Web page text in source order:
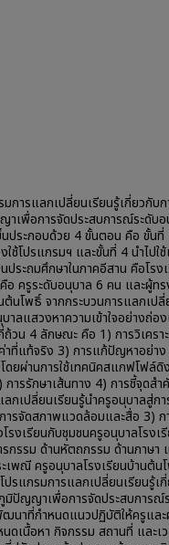
ารแลกเปลี่ยนเรียนรู้เกี่ยวกับก
พื่อการจัดประสบการณ์ระดับอ
ระกอบด้วย 4 ขั้นตอน คือ ขั้นที่
ช้โปรแกรมฯ และขั้นที่ 4 นำไปใ
ระถมศึกษาในภาคอีสาน คือโรง
อ ครูระดับอนุบาล 6 คน และผู้
นโพธิ์ จากกระบวนการแลกเปลี่
ลแสวงหาความเข้าใจอย่างถ่อ
น 4 ลักษณะ คือ 1) การวิเครา
ที่แท้จริง 3) การแก้ปัญหาอย่าง
ยผ่านการใช้เทคนิคสแกฟโฟล์
ารรักษาเส้นทาง 4) การชี้จุดส
เปลี่ยนเรียนรู้นำครูอนุบาลสู่ก
รจัดสภาพแวดล้อมและสื่อ 3) ก
รงเรียนกับชุมชนครูอนุบาลโรงเ
กรรม ด้านหัตถกรรม ด้านภาษา
พณี ครูอนุบาลโรงเรียนบ้านต้น
รแกรมการแลกเปลี่ยนเรียนรู้เ
ปัญญาเพื่อการจัดประสบการณ์
นาที่กำหนดแนวปฏิบัติให้ครูแล
ดเนื้อหา กิจกรรม สถานที่ และเ